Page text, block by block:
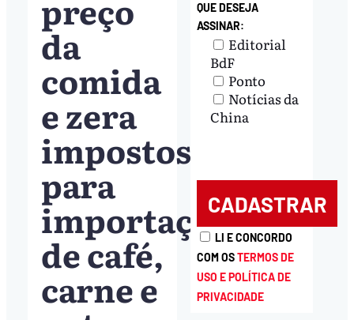
preço
da
comida
e zera
impostos
para
importação
de café,
carne e
QUE DESEJA
ASSINAR:
Editorial
BdF
Ponto
Notícias da
China
LI E CONCORDO
COM OSTERMOS DE
USO E POLÍTICA DE
PRIVACIDADE